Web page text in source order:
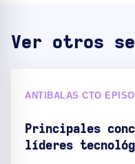
Ver otros
ANTIBALAS CTO
Principales
líderes